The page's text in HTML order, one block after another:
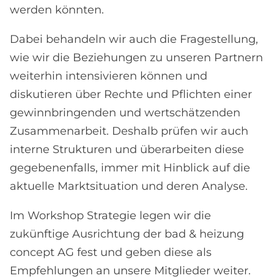
werden könnten.
Dabei behandeln wir auch die Fragestellung,
wie wir die Beziehungen zu unseren Partnern
weiterhin intensivieren können und
diskutieren über Rechte und Pflichten einer
gewinnbringenden und wertschätzenden
Zusammenarbeit. Deshalb prüfen wir auch
interne Strukturen und überarbeiten diese
gegebenenfalls, immer mit Hinblick auf die
aktuelle Marktsituation und deren Analyse.
Im Workshop Strategie legen wir die
zukünftige Ausrichtung der bad & heizung
concept AG fest und geben diese als
Empfehlungen an unsere Mitglieder weiter.